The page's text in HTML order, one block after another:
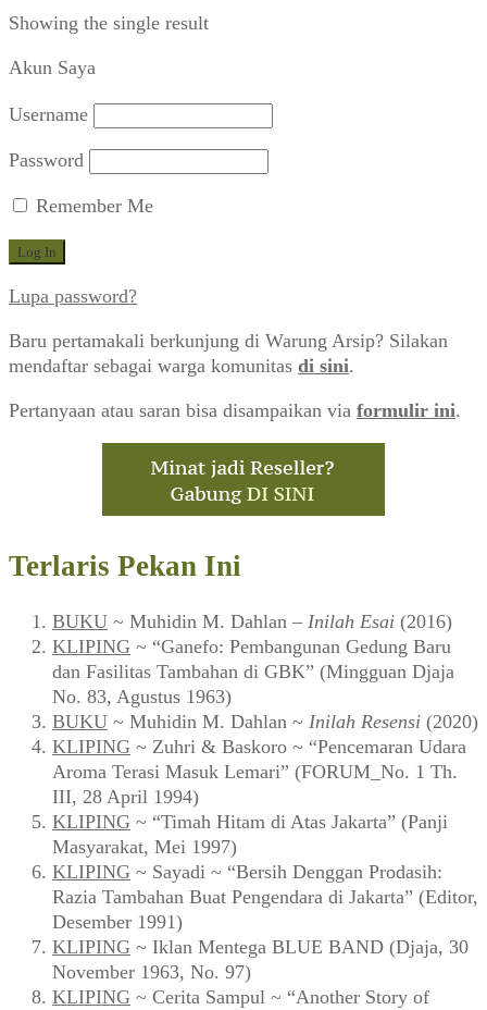
Showing the single result
Akun Saya
Username
Password
Remember Me
Lupa password?
Baru pertamakali berkunjung di Warung Arsip? Silakan
mendaftar sebagai warga komunitas di sini.
Pertanyaan atau saran bisa disampaikan via formulir ini.
Terlaris Pekan Ini
BUKU ~ Muhidin M. Dahlan – Inilah Esai (2016)
KLIPING ~ “Ganefo: Pembangunan Gedung Baru
dan Fasilitas Tambahan di GBK” (Mingguan Djaja
No. 83, Agustus 1963)
BUKU ~ Muhidin M. Dahlan ~ Inilah Resensi (2020)
KLIPING ~ Zuhri & Baskoro ~ “Pencemaran Udara
Aroma Terasi Masuk Lemari” (FORUM_No. 1 Th.
III, 28 April 1994)
KLIPING ~ “Timah Hitam di Atas Jakarta” (Panji
Masyarakat, Mei 1997)
KLIPING ~ Sayadi ~ “Bersih Denggan Prodasih:
Razia Tambahan Buat Pengendara di Jakarta” (Editor,
Desember 1991)
KLIPING ~ Iklan Mentega BLUE BAND (Djaja, 30
November 1963, No. 97)
KLIPING ~ Cerita Sampul ~ “Another Story of